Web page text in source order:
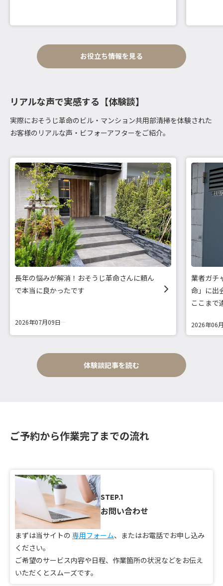
お役立ち情報を見る
リアルな声で実感する【体験談】
実際におそうじ革命のビル・マンション共用部清掃を体験された
お客様のリアルな声・ビフォーアフターをご紹介。
長年の悩みが解消！おそうじ革命さんに頼ん
で本当に良かったです
2026年07月09日
業者ガチ
命」に出
ここまで
2026年06
体験談記事を読む
ご予約から作業完了までの流れ
STEP.1
お問い合わせ
まずは当サイトの 専用フォーム、またはお電話でお申し込み
ください。
ご希望のサービス内容や日程、作業箇所の状況などをお伝え
いただくとスムーズです。